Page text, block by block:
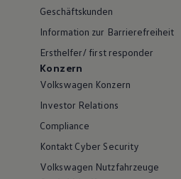
Geschäftskunden
Information zur Barrierefreiheit
Ersthelfer/ first responder
Konzern
Volkswagen Konzern
Investor Relations
Compliance
Kontakt Cyber Security
Volkswagen Nutzfahrzeuge